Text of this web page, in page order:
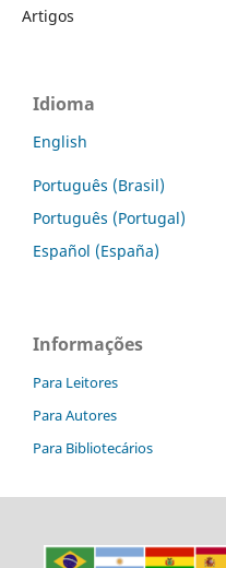
Artigos
Idioma
English
Português (Brasil)
Português (Portugal)
Español (España)
Informações
Para Leitores
Para Autores
Para Bibliotecários